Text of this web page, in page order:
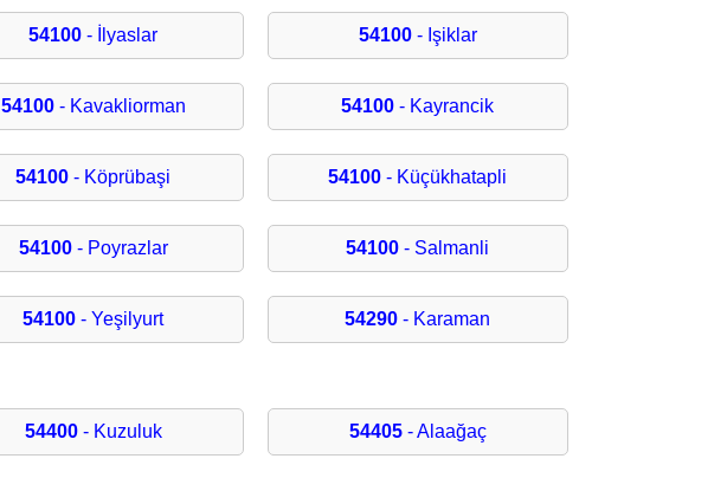
54100 - İlyaslar 54100- Işiklar
54100- Kavakliorman 54100 - Kayrancik
54100 - Köprübaşi 54100 - Küçükhatapli
54100- Poyrazlar 54100 - Salmanli
54100 - Yeşilyurt 54290 - Karaman
54400- Kuzuluk 54405- Alaağaç